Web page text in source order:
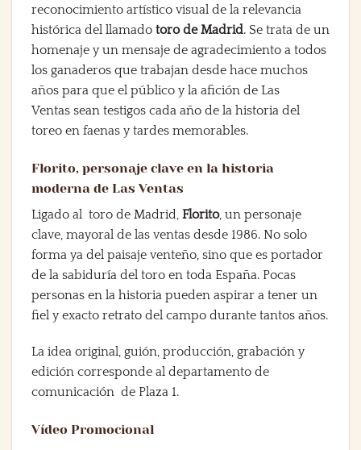
reconocimiento artístico visual de la relevancia
histórica del llamado toro de Madrid. Se trata de un
homenaje y un mensaje de agradecimiento a todos
los ganaderos que trabajan desde hace muchos
años para que el público y la afición de Las
Ventas sean testigos cada año de la historia del
toreo en faenas y tardes memorables.
Florito, personaje clave en la historia
moderna de Las Ventas
Ligado al toro de Madrid, Florito, un personaje
clave, mayoral de las ventas desde 1986. No solo
forma ya del paisaje venteño, sino que es portador
de la sabiduría del toro en toda España. Pocas
personas en la historia pueden aspirar a tener un
fiel y exacto retrato del campo durante tantos años.
La idea original, guión, producción, grabación y
edición corresponde al departamento de
comunicación de Plaza 1.
Vídeo Promocional